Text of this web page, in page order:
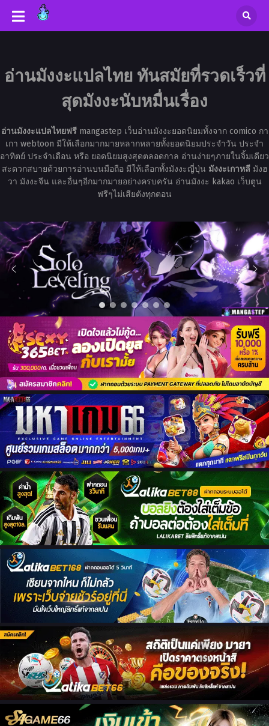
อ่านมังงะแปลไทย ทันสมัยที่รวดเร็วที่
สุดมังงะนับหมื่นเรื่อง
อ่านมังงะแปลไทยฟรีmangastep เว็บอ่านมังงะยอดนิยมทั้งจาก comico กา
เกา webtoon มีให้เลือกมากมายหลากหลายทั้งยอดนิยมประจำวัน ประจำ
อาทิตย์ ประจำเดือน หรือ ยอดนิยมสูงสุดตลอดกาล อ่านง่ายๆภายในจิ้มเดียว
สะดวกสบายด้วยการอ่านบนมือถือ มีให้เลือกทั้งมังงะญี่ปุ่น มังงะเกาหลีมังฮ
วา มังงะจีน และอื่นๆอีกมากมายอย่างครบครัน อ่านมังงะ kakao เว็บตูน
ฟรีๆไม่เสียตังทุกตอน